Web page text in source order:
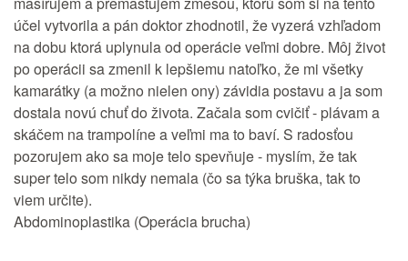
účel vytvorila a pán doktor zhodnotil, že vyzerá vzhľadom
na dobu ktorá uplynula od operácie veľmi dobre. Môj život
po operácii sa zmenil k lepšiemu natoľko, že mi všetky
kamarátky (a možno nielen ony) závidia postavu a ja som
dostala novú chuť do života. Začala som cvičiť - plávam a
skáčem na trampolíne a veľmi ma to baví. S radosťou
pozorujem ako sa moje telo spevňuje - myslím, že tak
super telo som nikdy nemala (čo sa týka bruška, tak to
viem určite).
Abdominoplastika (Operácia brucha)